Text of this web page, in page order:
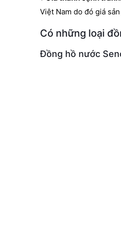
Việt Nam do đó giá
Có những loại
Đồng hồ nước